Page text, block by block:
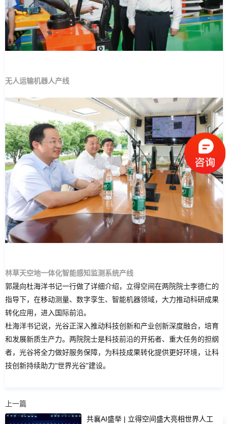
无人运输机器人产线
林草天空地一体化智能感知监测系统产线
郭晟向杜海洋书记一行做了详细介绍，立得空间在两院院士李德仁的
指导下，在移动测量、数字孪生、智能机器领域，大力推动科研成果
转化应用，进入国际前沿。
杜海洋书记说，光谷正深入推动科技创新和产业创新深度融合，培育
和发展新质生产力。两院院士是科技前沿的开拓者、重大任务的担纲
者，光谷将全力做好服务保障，为科技成果转化提供更好环境，让科
技创新持续助力“世界光谷”建设。
上一篇
共襄AI盛举 | 立得空间盛大亮相世界人工